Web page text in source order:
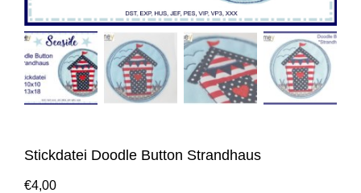
Stickdatei Doodle Button Strandhaus
€4,00